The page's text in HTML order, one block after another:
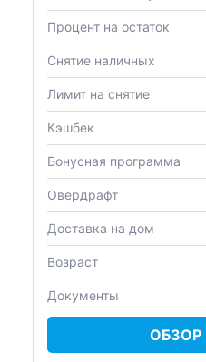
Процент на остаток
Снятие наличных
Лимит на снятие
Кэшбек
Бонусная программа
Овердрафт
Доставка на дом
Возраст
Документы
ОБЗОР